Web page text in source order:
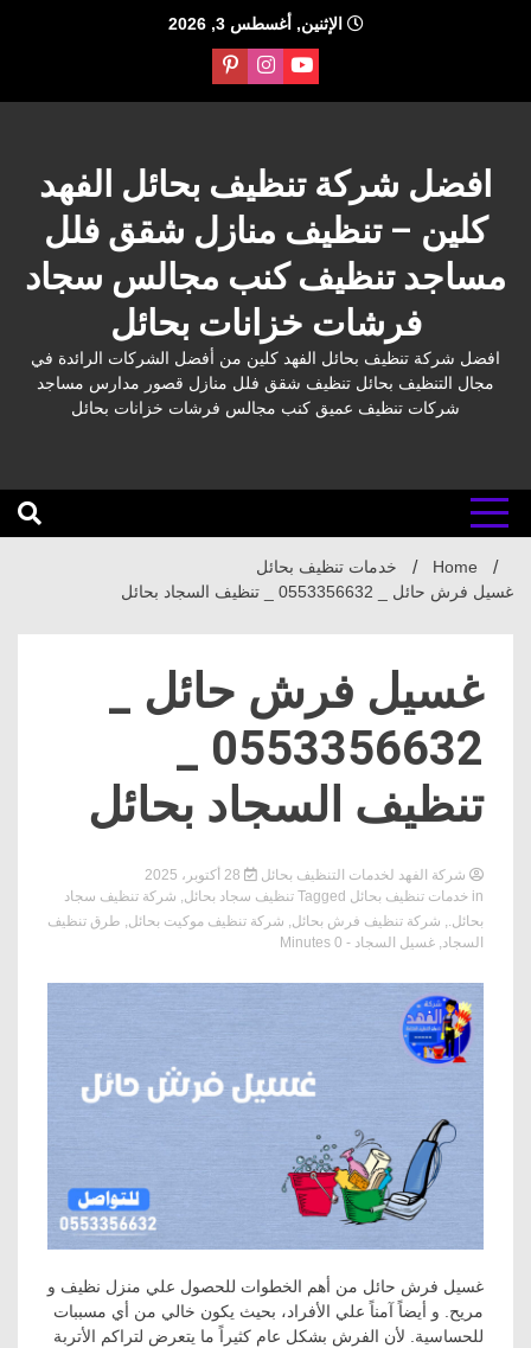
الإثنين, أغسطس 3, 2026
افضل شركة تنظيف بحائل الفهد
كلين – تنظيف منازل شقق فلل
مساجد تنظيف كنب مجالس سجاد
فرشات خزانات بحائل
افضل شركة تنظيف بحائل الفهد كلين من أفضل الشركات الرائدة في
مجال التنظيف بحائل تنظيف شقق فلل منازل قصور مدارس مساجد
شركات تنظيف عميق كنب مجالس فرشات خزانات بحائل
Home
خدمات تنظيف بحائل
غسيل فرش حائل _ 0553356632 _ تنظيف السجاد بحائل
غسيل فرش حائل _
تنظيف السجاد بحائل
شركة الفهد لخدمات التنظيف بحائل
in خدمات تنظيف بحائل Tagged تنظيف سجاد بحائل, شركة تنظيف سجاد
بحائل., شركة تنظيف فرش بحائل, شركة تنظيف موكيت بحائل, طرق تنظيف
السجاد, غسيل السجاد - 0 Minutes
غسيل فرش حائل من أهم الخطوات للحصول علي منزل نظيف و
مريح. و أيضاً آمناً علي الأفراد، بحيث يكون خالي من أي مسببات
للحساسية. لأن الفرش بشكل عام كثيراً ما يتعرض لتراكم الأتربة